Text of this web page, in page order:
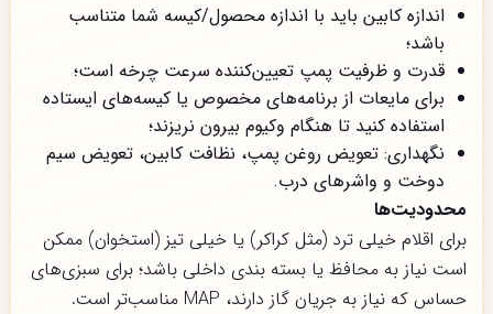
اندازه کابین باید با اندازه محصول/کیسه شما متناسب
باشد؛
قدرت و ظرفیت پمپ تعیین‌کننده سرعت چرخه است؛
برای مایعات از برنامه‌های مخصوص یا کیسه‌های ایستاده
استفاده کنید تا هنگام وکیوم بیرون نریزند؛
نگهداری: تعویض روغن پمپ، نظافت کابین، تعویض سیم
دوخت و واشر‌های درب.
محدودیت‌ها
برای اقلام خیلی ترد (مثل کراکر) یا خیلی تیز (استخوان) ممکن
است نیاز به محافظ یا بسته بندی داخلی باشد؛ برای سبزی‌های
حساس که نیاز به جریان گاز دارند، MAP مناسب‌تر است.